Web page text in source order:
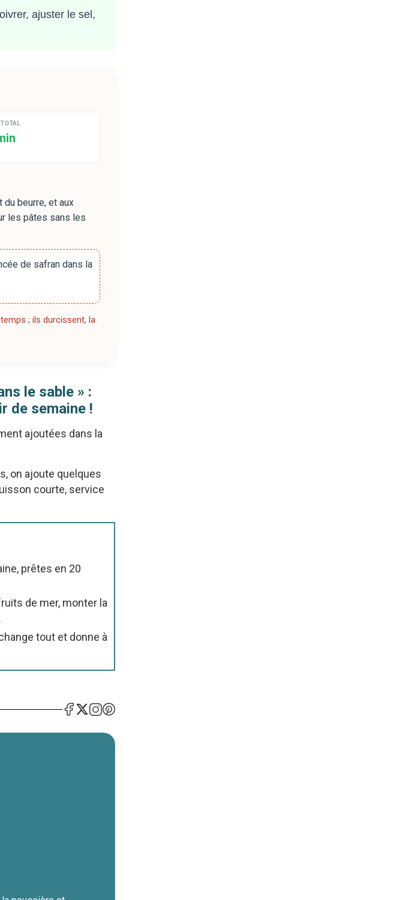
ajuster le sel,
du beurre, et aux
les pâtes sans les
de safran dans la
; ils durcissent, la
le sable » :
de semaine !
ajoutées dans la
on ajoute quelques
courte, service
prêtes en 20
de mer, monter la
tout et donne à